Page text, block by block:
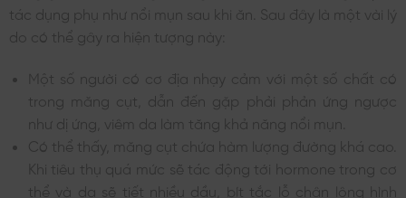
tác dụng phụ như nổi mụn sau khi ăn. Sau đây là một vài lý
do có thể gây ra hiện tượng này:
Một số người có cơ địa nhạy cảm với một số chất có
trong măng cụt, dẫn đến gặp phải phản ứng ngược
như dị ứng, viêm da làm tăng khả năng nổi mụn.
Có thể thấy, măng cụt chứa hàm lượng đường khá cao.
Khi tiêu thụ quá mức sẽ tác động tới hormone trong cơ
thể và da sẽ tiết nhiều dầu, bít tắc lỗ chân lông hình